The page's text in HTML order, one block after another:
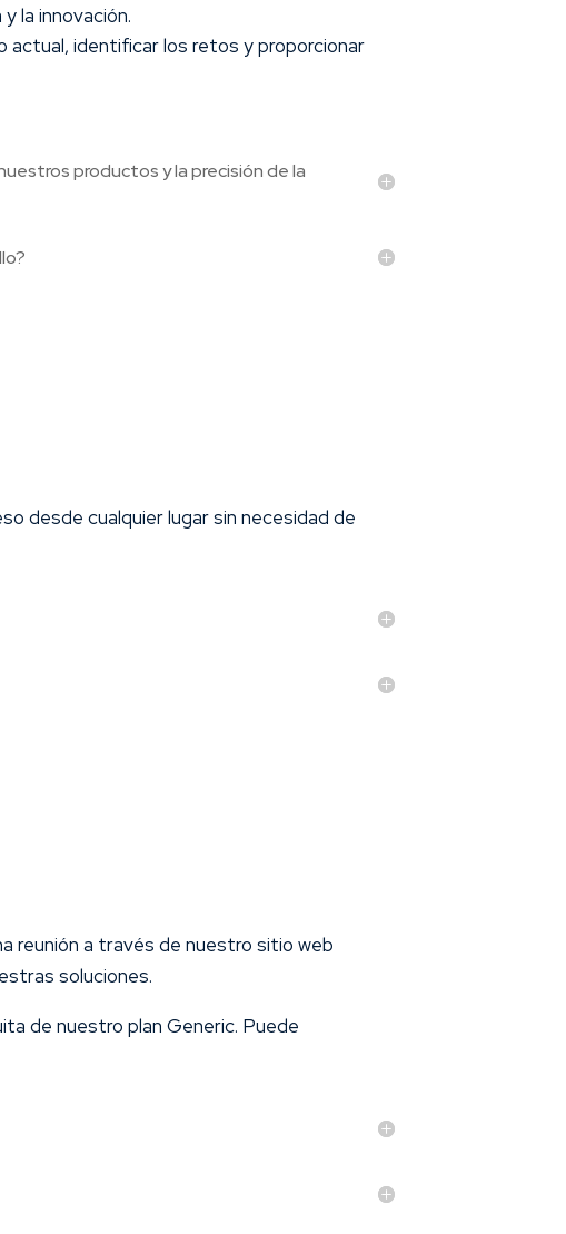
la innovación.
actual, identificar los retos y proporcionar
productos y la precisión de la
desde cualquier lugar sin necesidad de
reunión a través de nuestro sitio web
soluciones.
de nuestro plan Generic. Puede